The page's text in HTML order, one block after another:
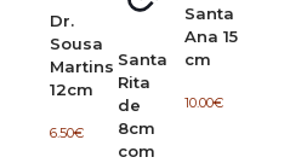
Dr.
Sousa
Martins
12cm
6.50€
Santa
Rita
de
8cm
com
Santa
Ana 15
cm
10.00€